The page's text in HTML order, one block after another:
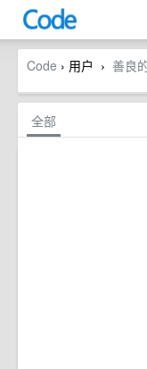
Code › 用户 › 善良
全部